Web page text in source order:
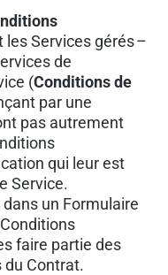
Services gérés –
de
(Conditions de
par une
pas autrement
qui leur est
Service.
un Formulaire
faire partie des
du Contrat.